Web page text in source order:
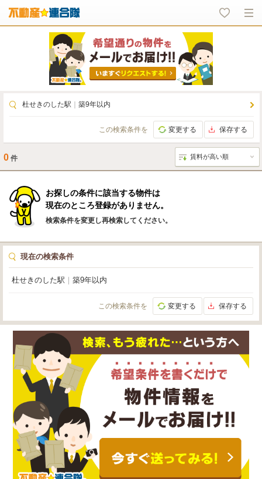
杜せきのした駅 築9年以内
この検索条件を 変更する 保存する
0 件
お探しの条件に該当する物件は
現在のところ登録がありません。
検索条件を変更し再検索してください。
現在の検索条件
杜せきのした駅 築9年以内
この検索条件を 変更する 保存する